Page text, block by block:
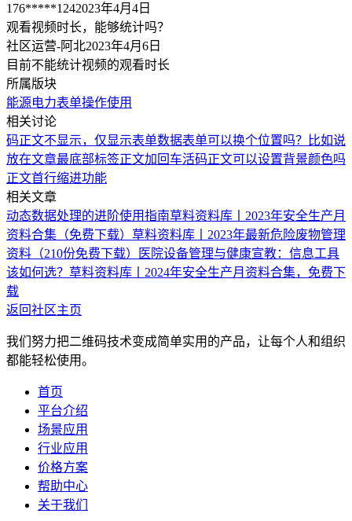
176*****1242023年4月4日
观看视频时长，能够统计吗？
社区运营-阿北2023年4月6日
目前不能统计视频的观看时长
所属版块
能源电力表单操作使用
相关讨论
码正文不显示，仅显示表单数据表单可以换个位置吗？比如说
放在文章最底部标签正文加回车活码正文可以设置背景颜色吗
正文首行缩进功能
相关文章
动态数据处理的进阶使用指南草料资料库丨2023年安全生产月
资料合集（免费下载） 草料资料库丨2023年最新危险废物管理
资料（210份免费下载）
医院设备管理与健康宣教：信息工具
该如何选？ 草料资料库丨2024年安全生产月资料合集，免费下
载
返回社区主页
我们努力把二维码技术变成简单实用的产品，让每个人和组织
都能轻松使用。
首页
平台介绍
场景应用
行业应用
价格方案
帮助中心
关于我们